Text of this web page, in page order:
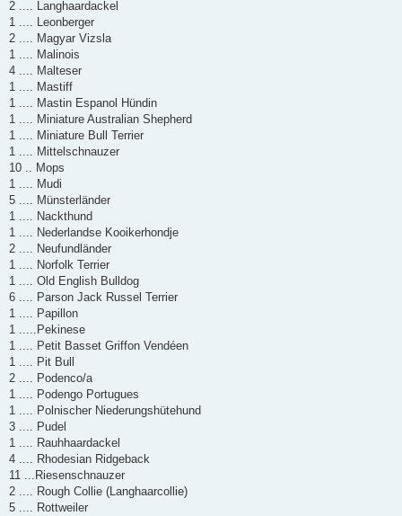
2 .... Langhaardackel
1 .... Leonberger
2 .... Magyar Vizsla
1 .... Malinois
4 .... Malteser
1 .... Mastiff
1 .... Mastin Espanol Hündin
1 .... Miniature Australian Shepherd
1 .... Miniature Bull Terrier
1 .... Mittelschnauzer
10 .. Mops
1 .... Mudi
5 .... Münsterländer
1 .... Nackthund
1 .... Nederlandse Kooikerhondje
2 .... Neufundländer
1 .... Norfolk Terrier
1 .... Old English Bulldog
6 .... Parson Jack Russel Terrier
1 .... Papillon
1 .....Pekinese
1 .... Petit Basset Griffon Vendéen
1 .... Pit Bull
2 .... Podenco/a
1 .... Podengo Portugues
1 .... Polnischer Niederungshütehund
3 .... Pudel
1 .... Rauhhaardackel
4 .... Rhodesian Ridgeback
11 ...Riesenschnauzer
2 .... Rough Collie (Langhaarcollie)
5 .... Rottweiler